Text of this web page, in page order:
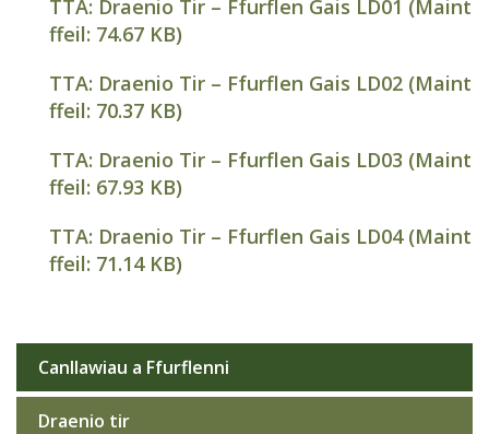
TTA: Draenio Tir – Ffurflen Gais LD01 (Maint
ffeil: 74.67 KB)
TTA: Draenio Tir – Ffurflen Gais LD02 (Maint
ffeil: 70.37 KB)
TTA: Draenio Tir – Ffurflen Gais LD03 (Maint
ffeil: 67.93 KB)
TTA: Draenio Tir – Ffurflen Gais LD04 (Maint
ffeil: 71.14 KB)
Sub
navigation
Canllawiau a Ffurflenni
Draenio tir